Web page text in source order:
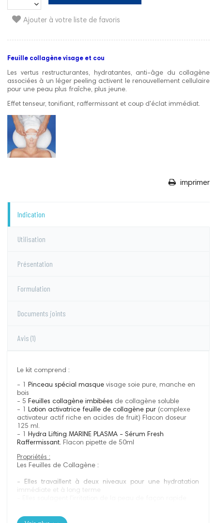
Ajouter à votre liste de favoris
Feuille collagène visage et cou
Les vertus restructurantes, hydratantes, anti-âge du collagène
associées à un léger peeling activent le renouvellement cellulaire
pour une peau plus fraîche, plus jeune.
Effet tenseur, tonifiant, raffermissant et coup d'éclat immédiat.
imprimer
Indication
Utilisation
Présentation
Formulation
Documents joints
Avis (1)
Le kit comprend :
- 1 Pinceau spécial masque visage soie pure, manche en
bois
- 5 Feuilles collagène imbibées de collagène soluble
- 1 Lotion activatrice feuille de collagène pur (complexe
activateur actif riche en acides de fruit) Flacon doseur
125 ml.
- 1 Hydra Lifting MARINE PLASMA - Sérum Fresh
Raffermissant. Flacon pipette de 50ml
Propriétés :
Les Feuilles de Collagène :
- Elles travaillent à deux niveaux pour une hydratation
immédiate et à long terme
travers la peau